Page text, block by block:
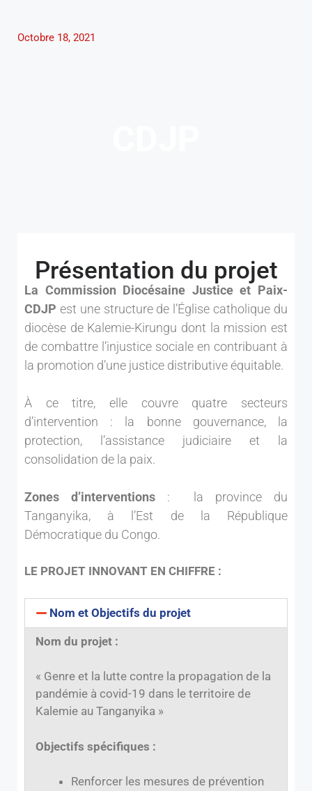
Octobre 18, 2021
Présentation du projet
La Commission Diocésaine Justice et Paix-
CDJP est une structure de l’Église catholique du
diocèse de Kalemie-Kirungu dont la mission est
de combattre l’injustice sociale en contribuant à
la promotion d’une justice distributive équitable.
À ce titre, elle couvre quatre secteurs
d’intervention : la bonne gouvernance, la
protection, l’assistance judiciaire et la
consolidation de la paix.
Zones d’interventions : la province du
Tanganyika, à l’Est de la République
Démocratique du Congo.
LE PROJET INNOVANT EN CHIFFRE :
Nom et Objectifs du projet
Nom du projet :
« Genre et la lutte contre la propagation de la
pandémie à covid-19 dans le territoire de
Kalemie au Tanganyika »
Objectifs spécifiques :
Renforcer les mesures de prévention